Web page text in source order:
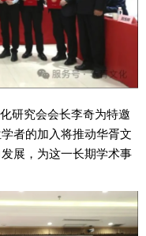
研究会会长李奇为特邀
者的加入将推动华胥文
展，为这一长期学术事